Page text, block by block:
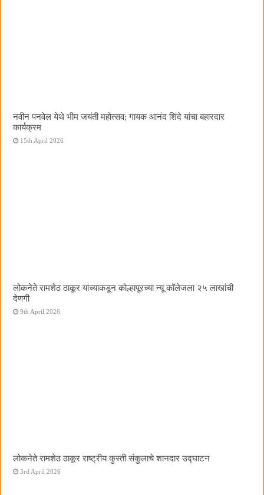
नवीन पनवेल येथे भीम जयंती महोत्सव; गायक आनंद शिंदे यांचा बहारदार
कार्यक्रम
15th April 2026
लोकनेते रामशेठ ठाकूर यांच्याकडून कोल्हापूरच्या न्यू कॉलेजला २५ लाखांची
देणगी
9th April 2026
लोकनेते रामशेठ ठाकूर राष्ट्रीय कुस्ती संकुलाचे शानदार उद्घाटन
3rd April 2026